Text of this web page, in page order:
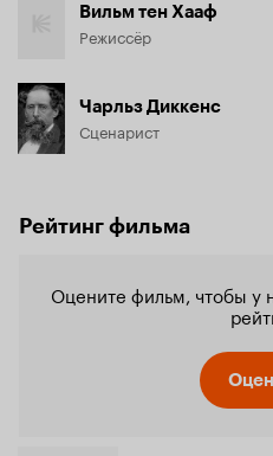
Вильм тен Хааф
Режиссёр
Чарльз Диккенс
Сценарист
Рейтинг фильма
Оцените фильм, чтобы у